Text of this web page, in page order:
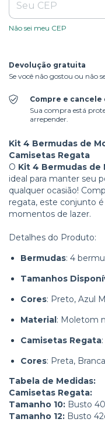
Não sei meu CEP
Devolução gratuita
Se você não gostou ou não
Compre e
Sua compra está
arrepender.
Kit 4 Bermudas de
Camisetas Regata
O Kit 4 Bermudas
ideal para manter seu
qualquer ocasião!
regata, este conjunto é
momentos de lazer.
Detalhes do Produto:
Bermudas: 4
Tamanhos
Cores: Preto, Azul
Material : Moletom
Camisetas Regata
Cores: Preta,
Tabela de Medidas:
Camisetas Regata:
Tamanho 10: Busto
Tamanho 12: Busto